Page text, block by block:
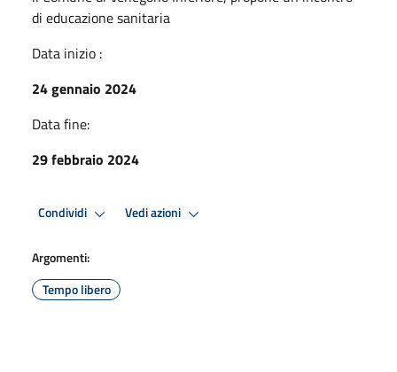
di educazione sanitaria
Data inizio :
24 gennaio 2024
Data fine:
29 febbraio 2024
Condividi Vedi azioni
Argomenti:
Tempo libero